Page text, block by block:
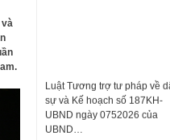
sự và Kế hoạch số 187KH-
UBND ngày 0752026 của
UBND…